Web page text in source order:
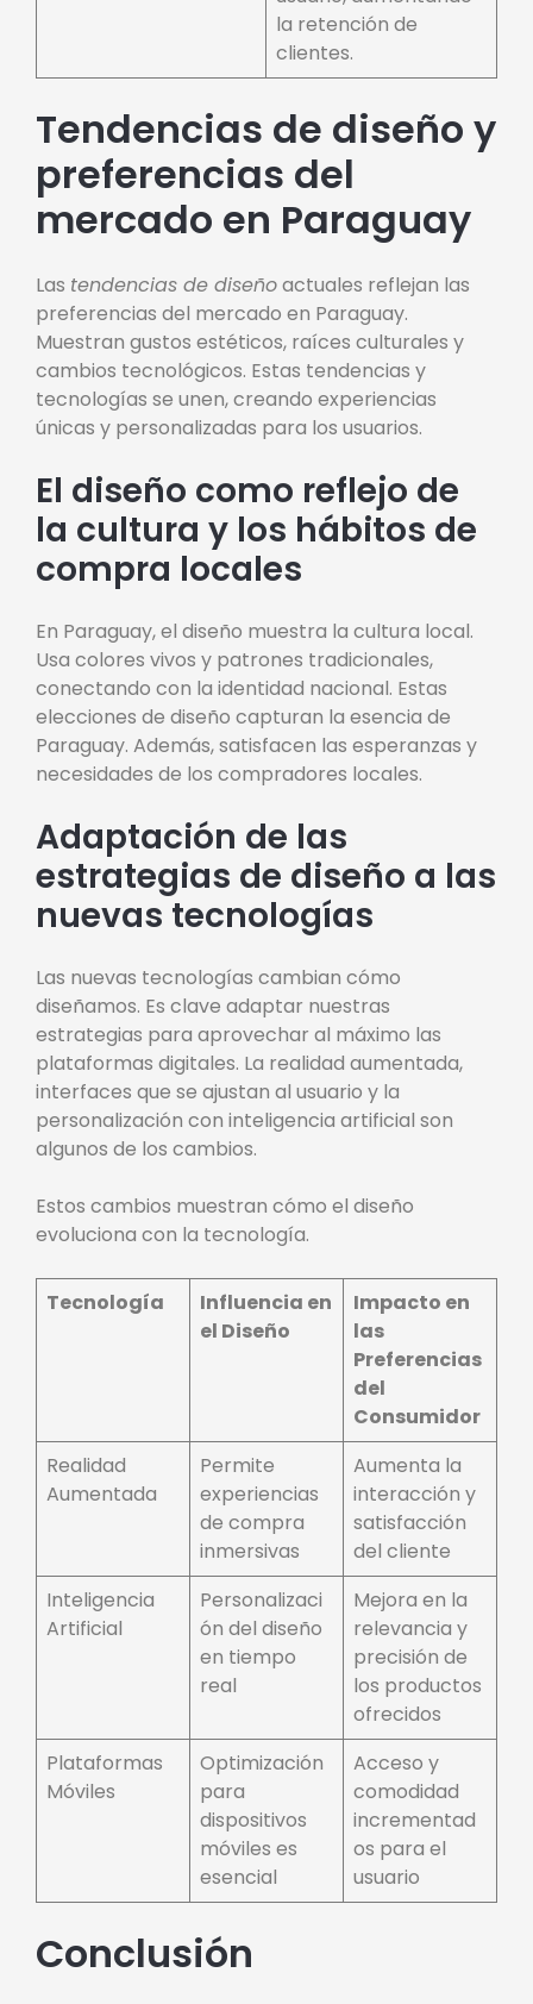
la retención de
clientes.
Tendencias de diseño y
preferencias del
mercado en Paraguay
Las tendencias de diseñoactuales reflejan las
preferencias del mercado en Paraguay.
Muestran gustos estéticos, raíces culturales y
cambios tecnológicos. Estas tendencias y
tecnologías se unen, creando experiencias
únicas y personalizadas para los usuarios.
El diseño como reflejo de
la cultura y los hábitos de
compra locales
En Paraguay, el diseño muestra la cultura local.
Usa colores vivos y patrones tradicionales,
conectando con la identidad nacional. Estas
elecciones de diseño capturan la esencia de
Paraguay. Además, satisfacen las esperanzas y
necesidades de los compradores locales.
Adaptación de las
estrategias de diseño a las
nuevas tecnologías
Las nuevas tecnologías cambian cómo
diseñamos. Es clave adaptar nuestras
estrategias para aprovechar al máximo las
plataformas digitales. La realidad aumentada,
interfaces que se ajustan al usuario y la
personalización con inteligencia artificial son
algunos de los cambios.
Estos cambios muestran cómo el diseño
evoluciona con la tecnología.
Tecnología
Influencia en
el Diseño
Impacto en
las
Preferencias
del
Consumidor
Realidad
Aumentada
Permite
experiencias
de compra
inmersivas
Aumenta la
interacción y
satisfacción
del cliente
Inteligencia
Artificial
Personalizaci
ón del diseño
en tiempo
real
Mejora en la
relevancia y
precisión de
los productos
ofrecidos
Plataformas
Móviles
Optimización
para
dispositivos
móviles es
esencial
Acceso y
comodidad
incrementad
os para el
usuario
Conclusión